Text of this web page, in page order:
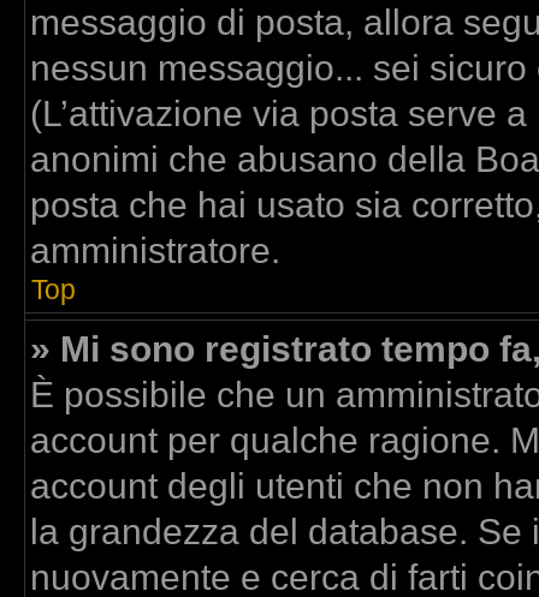
messaggio di posta, allora
nessun messaggio... sei
(L’attivazione via posta serve
anonimi che abusano della
posta che hai usato sia
amministratore.
Top
» Mi sono registrato tempo
È possibile che un
account per qualche ragione.
account degli utenti che non
la grandezza del database. Se
nuovamente e cerca di farti